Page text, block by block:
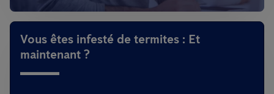
Vous êtes infesté de termites : Et
maintenant ?